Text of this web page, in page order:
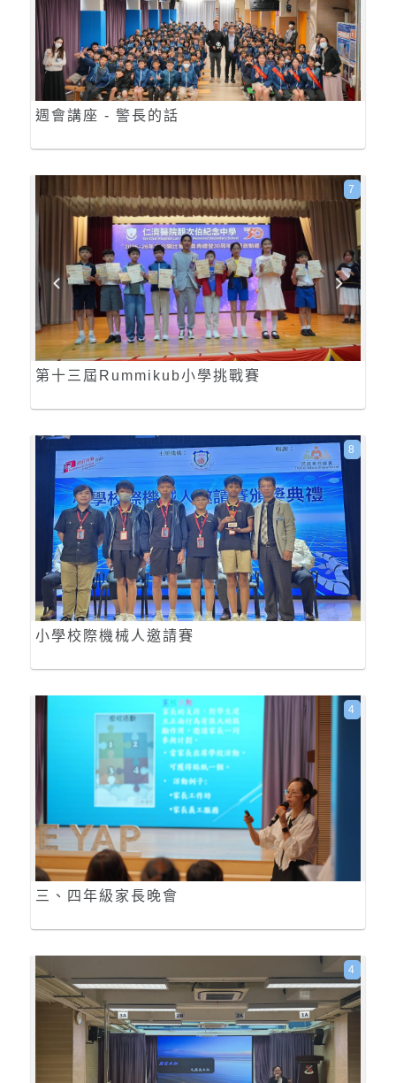
週會講座 - 警長的話
第十三屆Rummikub小學挑戰賽
7
小學校際機械人邀請賽
8
三、四年級家長晚會
4
4